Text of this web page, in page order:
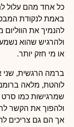
כל אחד מהם עלול
באמת לנקודת
להנמיך את
ולהרגיש שהוא
או מי חזק יותר.
ברמה הרגשית, שני
לוהטת, מלאה
שמרגישות כמו סרט
ולהפוך את הקשר
אך הם גם צריכים